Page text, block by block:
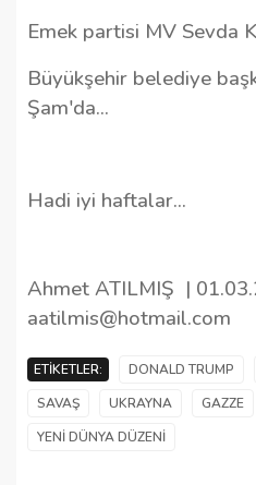
Emek partisi MV Sevda
Büyükşehir belediye
Şam'da...
Hadi iyi haftalar...
Ahmet ATILMIŞ |
aatilmis@hotmail.com
ETIKETLER: DONALD TRUMP
SAVAŞ
UKRAYNA GAZZE
YENI DÜNYA DÜZENI